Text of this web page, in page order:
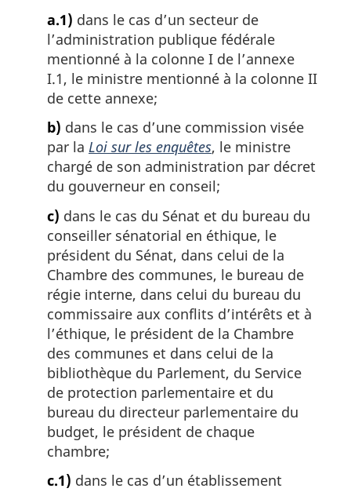
a.1) dans le cas d’un secteur de
l’administration publique fédérale
mentionné à la colonne I de l’annexe
I.1, le ministre mentionné à la colonne II
de cette annexe;
b) dans le cas d’une commission visée
par la Loi sur les enquêtes, le ministre
chargé de son administration par décret
du gouverneur en conseil;
c) dans le cas du Sénat et du bureau du
conseiller sénatorial en éthique, le
président du Sénat, dans celui de la
Chambre des communes, le bureau de
régie interne, dans celui du bureau du
commissaire aux conflits d’intérêts et à
l’éthique, le président de la Chambre
des communes et dans celui de la
bibliothèque du Parlement, du Service
de protection parlementaire et du
bureau du directeur parlementaire du
budget, le président de chaque
chambre;
c.1) dans le cas d’un établissement